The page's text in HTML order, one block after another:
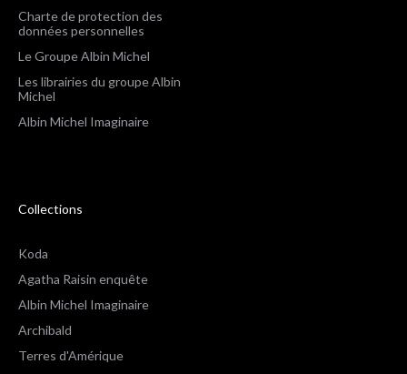
Charte de protection des
données personnelles
Le Groupe Albin Michel
Les librairies du groupe Albin
Michel
Albin Michel Imaginaire
Collections
Koda
Agatha Raisin enquête
Albin Michel Imaginaire
Archibald
Terres d'Amérique